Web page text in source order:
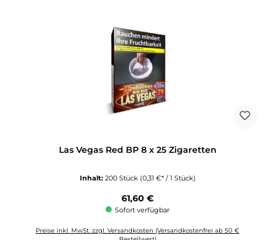
Las Vegas Red BP 8 x 25 Zigaretten
Inhalt: 200 Stück (0,31 €* / 1 Stück)
Regulärer Preis:
61,60 €
Sofort verfügbar
Preise inkl. MwSt. zzgl. Versandkosten (Versandkostenfrei ab 50 €